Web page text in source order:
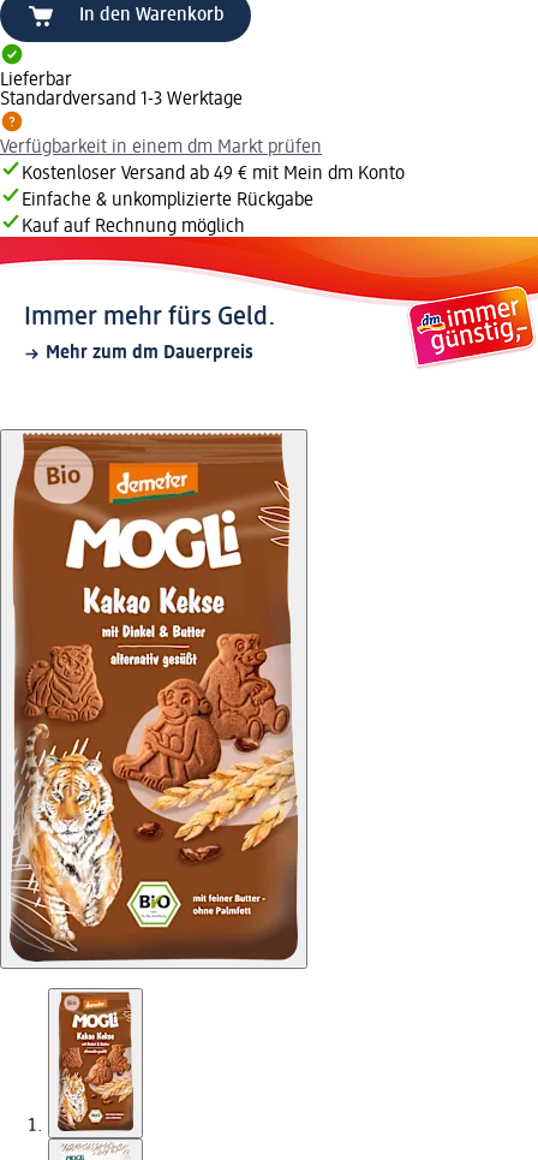
In den Warenkorb
Lieferbar
Standardversand 1-3 Werktage
Verfügbarkeit in einem dm Markt prüfen
Kostenloser Versand ab 49 € mit Mein dm Konto
Einfache & unkomplizierte Rückgabe
Kauf auf Rechnung möglich
Immer mehr fürs Geld.
Mehr zum dm Dauerpreis